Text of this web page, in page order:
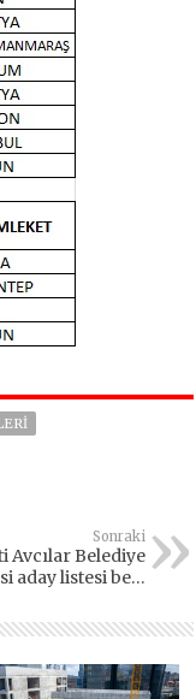
Sonraki
Avcılar Belediye
aday listesi belli